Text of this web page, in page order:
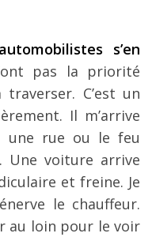
s’en
pas la priorité
C’est un
Il m’arrive
une rue ou le feu
Une voiture arrive
et freine. Je
le chauffeur.
au loin pour le voir